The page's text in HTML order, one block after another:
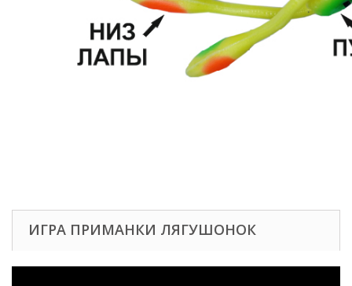
ИГРА ПРИМАНКИ ЛЯГУШОНОК